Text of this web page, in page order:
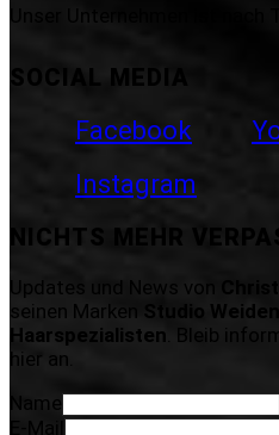
Unser Unternehmen ist nach
SOCIAL MEDIA
Facebook
Instagram
NICHTS MEHR
Updates und News von
seinen Marken
Studio
Haarspezialisten . Bleib
hier an.
Name